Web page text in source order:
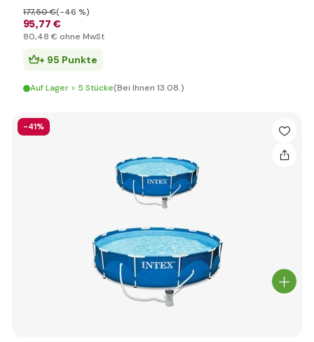
95,77 €
177,50 €(-46 %)
80,48 € ohne MwSt
+ 95 Punkte
Auf Lager > 5 Stücke(Bei Ihnen 13.08.)
-41%